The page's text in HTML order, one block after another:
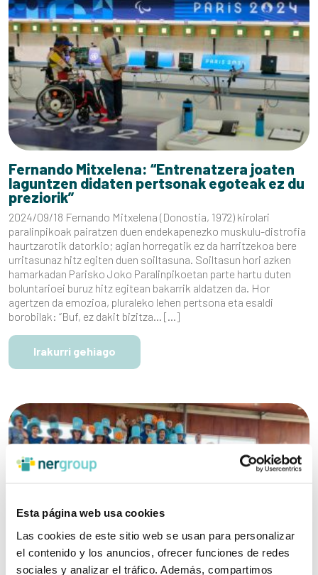
Esta página web usa cookies
Las cookies de este sitio web se usan para personalizar
el contenido y los anuncios, ofrecer funciones de redes
sociales y analizar el tráfico. Además, compartimos
Fernando Mitxelena: “Entrenatzera joaten
laguntzen didaten pertsonak egoteak ez du
preziorik”
2024/09/18 Fernando Mitxelena (Donostia, 1972) kirolari
paralinpikoak pairatzen duen endekapenezko muskulu-distrofia
haurtzarotik datorkio; agian horregatik ez da harritzekoa bere
urritasunaz hitz egiten duen soiltasuna. Soiltasun hori azken
hamarkadan Parisko Joko Paralinpikoetan parte hartu duten
boluntarioei buruz hitz egitean bakarrik aldatzen da. Hor
agertzen da emozioa, pluraleko lehen pertsona eta esaldi
borobilak: “Buf, ez dakit bizitza… […]
Irakurri gehiago